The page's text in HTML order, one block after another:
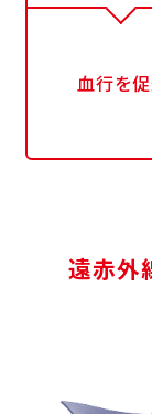
血行を
遠赤外